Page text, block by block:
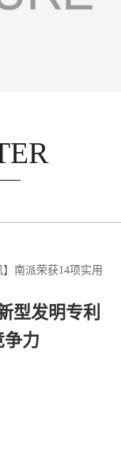
】南派荣获14项实用
型发明专利
争力